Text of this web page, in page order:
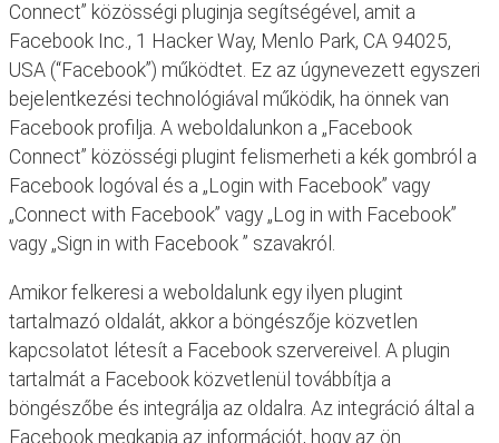
Connect” közösségi pluginja segítségével, amit a
Facebook Inc., 1 Hacker Way, Menlo Park, CA 94025,
USA (“Facebook”) működtet. Ez az úgynevezett egyszeri
bejelentkezési technológiával működik, ha önnek van
Facebook profilja. A weboldalunkon a „Facebook
Connect” közösségi plugint felismerheti a kék gombról a
Facebook logóval és a „Login with Facebook” vagy
„Connect with Facebook” vagy „Log in with Facebook”
vagy „Sign in with Facebook ” szavakról.
Amikor felkeresi a weboldalunk egy ilyen plugint
tartalmazó oldalát, akkor a böngészője közvetlen
kapcsolatot létesít a Facebook szervereivel. A plugin
tartalmát a Facebook közvetlenül továbbítja a
böngészőbe és integrálja az oldalra. Az integráció által a
Facebook megkapja az információt, hogy az ön